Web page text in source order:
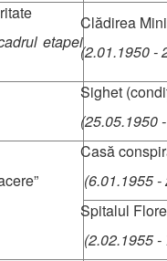
etapei
Clădirea
(2.01.1950 -
Sighet
(25.05.1950
Casă
(6.01.1955
Spitalul
(2.02.1955